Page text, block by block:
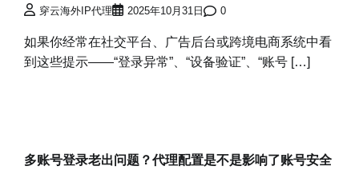
穿云海外IP代理 2025年10月31日 0
如果你经常在社交平台、广告后台或跨境电商系统中看
到这些提示——“登录异常”、“设备验证”、“账号 […]
多账号登录老出问题？代理配置是不是影响了账号安全